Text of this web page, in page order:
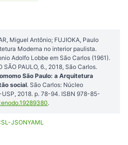
Miguel Antônio; FUJIOKA, Paulo
Moderna no interior paulista.
Adolfo Lobbe em São Carlos (1961).
SÃO PAULO, 6., 2018, São Carlos.
São Paulo: a Arquitetura
social. São Carlos: Núcleo
2018. p. 78-94. ISBN 978-85-
.
JSONYAML